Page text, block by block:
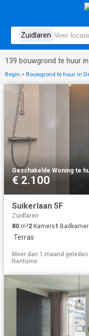
139 bouwgrond te huur
Begin > Bouwgrond te huur in
Geschakelde Woning·te
€ 2.100
Suikerlaan 5F
Zuidlaren
80 m²2 Kamers1 Badkamer
·Terras
Meer dan 1 maand geleden
Rentumo